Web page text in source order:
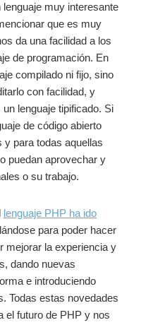
muy interesante
que es muy
da una facilidad a los
de programación. En
compilado ni fijo, sino
con facilidad, y
lenguaje tipificado. Si
de código abierto
y para todas aquellas
puedan aprovechar y
o su trabajo.
lenguaje PHP ha ido
para poder hacer
mejorar la experiencia y
dando nuevas
e introduciendo
Todas estas novedades
el futuro de PHP y nos